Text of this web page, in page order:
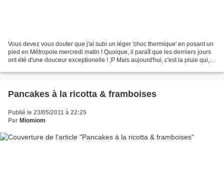
Vous devez vous douter que j'ai subi un léger 'choc thermique' en posant un
pied en Métropole mercredi matin ! Quoique, il paraît que les derniers jours
ont été d'une douceur exceptionelle ! ;P Mais aujourd'hui, c'est la pluie qui,
Pancakes à la ricotta & framboises
Publié le 23/05/2011 à 22:25
Par Miomiom